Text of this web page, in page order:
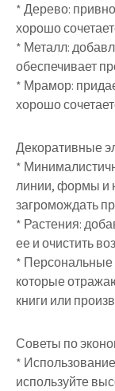
* Дерево:
хорошо
* Металл:
обеспечивает
* Мрамор:
хорошо
Декоративные
*
линии, формы и
загромождать
* Растения:
ее и очистить
* Персональные
которые
книги или
Советы по
*
используйте